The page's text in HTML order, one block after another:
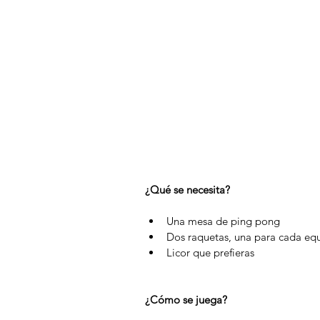
¿Qué se necesita?
Una mesa de ping pong
Dos raquetas, una para cada
Licor que prefieras
¿Cómo se juega?